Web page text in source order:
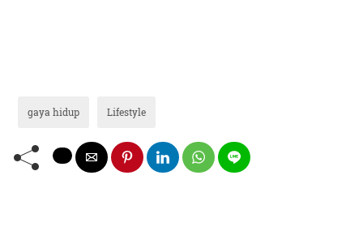
gaya hidup Lifestyle